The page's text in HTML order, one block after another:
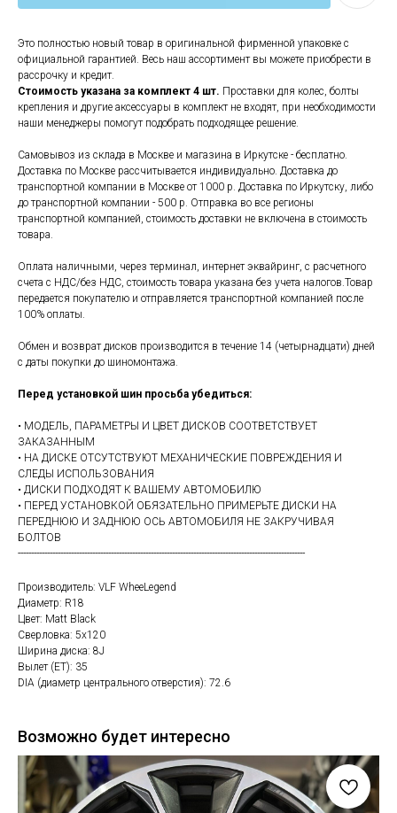
Это полностью новый товар в оригинальной фирменной упаковке с
официальной гарантией. Весь наш ассортимент вы можете приобрести в
рассрочку и кредит.
Стоимость указана за комплект 4 шт. Проставки для колес, болты
крепления и другие аксессуары в комплект не входят, при необходимости
наши менеджеры помогут подобрать подходящее решение.
Самовывоз из склада в Москве и магазина в Иркутске - бесплатно.
Доставка по Москве рассчитывается индивидуально. Доставка до
транспортной компании в Москве от 1000 р. Доставка по Иркутску, либо
до транспортной компании - 500 р. Отправка во все регионы
транспортной компанией, стоимость доставки не включена в стоимость
товара.
Оплата наличными, через терминал, интернет эквайринг, с расчетного
счета с НДС/без НДС, стоимость товара указана без учета налогов.Товар
передается покупателю и отправляется транспортной компанией после
100% оплаты.
Обмен и возврат дисков производится в течение 14 (четырнадцати) дней
с даты покупки до шиномонтажа.
Перед установкой шин просьба убедиться:
• МОДЕЛЬ, ПАРАМЕТРЫ И ЦВЕТ ДИСКОВ СООТВЕТСТВУЕТ
ЗАКАЗАННЫМ
• НА ДИСКЕ ОТСУТСТВУЮТ МЕХАНИЧЕСКИЕ ПОВРЕЖДЕНИЯ И
СЛЕДЫ ИСПОЛЬЗОВАНИЯ
• ДИСКИ ПОДХОДЯТ К ВАШЕМУ АВТОМОБИЛЮ
• ПЕРЕД УСТАНОВКОЙ ОБЯЗАТЕЛЬНО ПРИМЕРЬТЕ ДИСКИ НА
ПЕРЕДНЮЮ И ЗАДНЮЮ ОСЬ АВТОМОБИЛЯ НЕ ЗАКРУЧИВАЯ
БОЛТОВ
------------------------------------------------------------------------------------------------------------
Производитель: VLF WheeLegend
Диаметр: R18
Цвет: Matt Black
Сверловка: 5х120
Ширина диска: 8J
Вылет (ET): 35
DIA (диаметр центрального отверстия): 72.6
Возможно будет интересно